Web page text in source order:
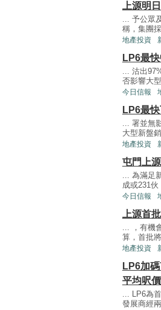
上源明
... 予公眾
稱，集團
地產投資
LP6最
... 沽出
否影響大
今日信報
LP6最
... 署並無
大型新盤
地產投資
屯門上
... 為滿足
成或231
今日信報
上源首
... ，有機
算，首批
地產投資
LP6加
平均呎
... LP6為
發展商經